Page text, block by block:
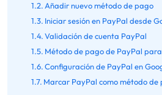
Añadir nuevo método de pago
Iniciar sesión en PayPal desde
Validación de cuenta PayPal
Método de pago de PayPal
Configuración de PayPal en
Marcar PayPal como método de